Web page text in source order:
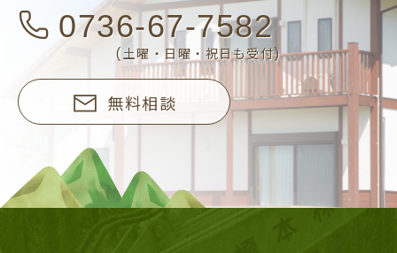
0736-67-7582
(土曜・日曜・祝日も受付)
無料相談